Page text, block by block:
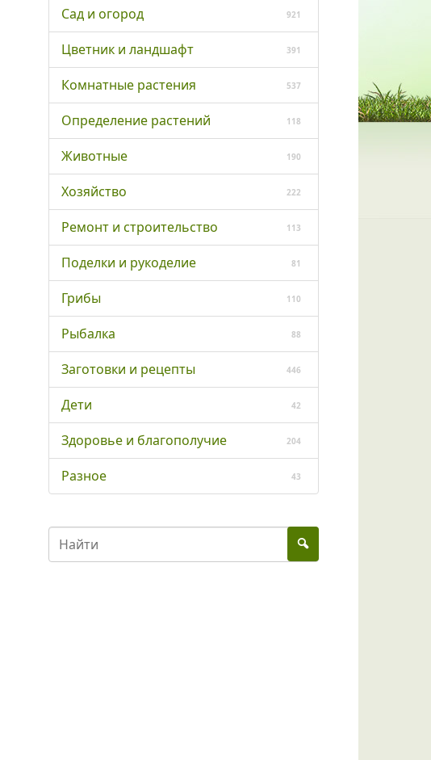
Сад и огород 921
Цветник и ландшафт 391
Комнатные растения 537
Определение растений 118
Животные 190
Хозяйство 222
Ремонт и строительство 113
Поделки и рукоделие 81
Грибы 110
Рыбалка 88
Заготовки и рецепты 446
Дети 42
Здоровье и благополучие 204
Разное 43